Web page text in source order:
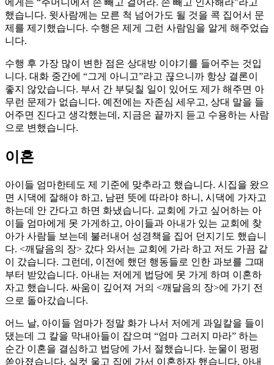
했습니다. 윗사람께는 모른 척 넘어가도 될 것을 콕 집어서 문
제를 제기했습니다. 수행은 제게 그런 사람임을 알게 해주었습
니다.
수행 후 가장 많이 변한 점은 상대방 이야기를 들어주는 것입
니다. 대화 중간에 “그게 아니고”라고 끊으니까 항상 결론이
좋지 않았습니다. 부서 간 부딪칠 일이 있어도 제가 해주면 아
무런 문제가 없습니다. 예전에는 자존심 세우고, 상대 말을 들
어주면 진다고 생각했는데, 지금은 끝까지 듣고 수용하는 사람
으로 변했습니다.
이혼
아이들 엄마한테도 제 기준에 맞추라고 했습니다. 시집을 왔으
면 시댁에 잘해야 하고, 남편 뜻에 따라야 하니, 시댁에 가자고
하는데 안 간다고 하면 화냈습니다. 교회에 가고 싶어하는 아
이들 엄마에게 못 가게하고, 아이들과 아내가 있는 교회에 찾
아가 사람들 보는데 불러내어 성경책을 집어 던지기도 했습니
다. <깨달음의 장> 갔다 와서는 교회에 가라 하고 저도 가끔 같
이 갔습니다. 그런데, 이전에 했던 행동들로 인한 과보를 그때
부터 받았습니다. 아내는 저에게 법당에 못 가게 하며 이혼하
자고 했습니다. 싸움이 깊어져 거의 <깨달음의 장>에 가기 전
으로 돌아갔습니다.
어느 날, 아이들 엄마가 정말 화가 나서 저에게 과일칼을 들이
댔는데 그 칼을 막내아들이 잡으며 “엄마 그러지 마라” 하는
순간 이혼을 결심하고 법당에 가서 절했습니다. 눈물이 펑펑
쏟아졌습니다. 실컷 울고 집에 가서 이혼하자 했습니다. 아내